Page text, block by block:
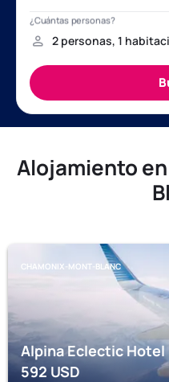
Alojamiento
CHAMONIX-MONT-BLANC
Alpina Eclectic Hotel
592USD